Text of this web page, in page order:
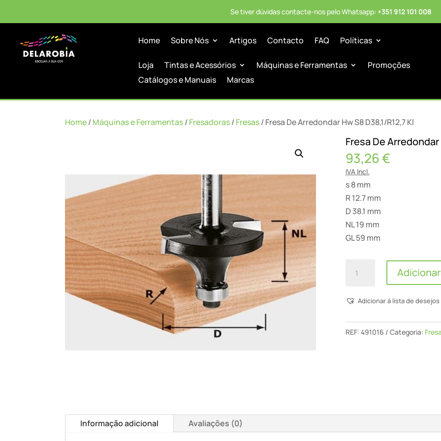
Se tiver dúvidas contacte-nos pelo Whatsapp: +351 912 101 008
Home Sobre Nós Artigos Contacto FAQ Políticas
Loja Tintas e Acessórios Máquinas e Ferramentas
Promoções
Catálogos e Manuais
Marcas
Home/Máquinas e Ferramentas/Fresadoras/Fresas/ Fresa De Arredondar Hw S8 D38,1/R12,7 Kl
Fresa De Arredondar
93,26€
IVA Incl.
s 8 mm
R 12.7 mm
D 38.1 mm
NL 19 mm
GL 59 mm
Quantidade
De
Hw
Adicionar
Adicionar á lista de desejos
REF: 491016 Categoria:
Informação adicional Avaliações (0)